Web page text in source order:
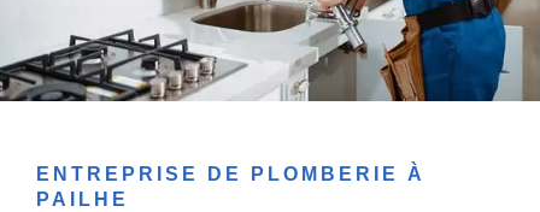
ENTREPRISE DE PLOMBERIE À
PAILHE